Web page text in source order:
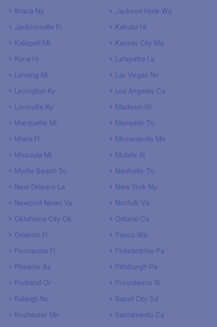
Ithaca Ny
Jackson Hole Wy
Jacksonville Fl
Kahului Hi
Kalispell Mt
Kansas City Mo
Kona Hi
Lafayette La
Lansing Mi
Las Vegas Nv
Lexington Ky
Los Angeles Ca
Louisville Ky
Madison Wi
Marquette Mi
Memphis Tn
Miami Fl
Minneapolis Mn
Missoula Mt
Mobile Al
Myrtle Beach Sc
Nashville Tn
New Orleans La
New York Ny
Newport News Va
Norfolk Va
Oklahoma City Ok
Ontario Ca
Orlando Fl
Pasco Wa
Pensacola Fl
Philadelphia Pa
Phoenix Az
Pittsburgh Pa
Portland Or
Providence Ri
Raleigh Nc
Rapid City Sd
Rochester Mn
Sacramento Ca